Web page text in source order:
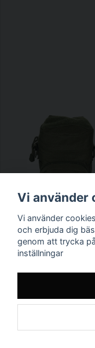
Vi använder
Vi använder
och erbjuda dig
genom att trycka
inställningar